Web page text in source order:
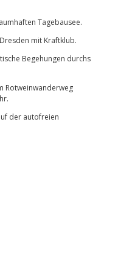
Tagebausee.
mit Kraftklub.
Begehungen durchs
Rotweinwanderweg
der autofreien